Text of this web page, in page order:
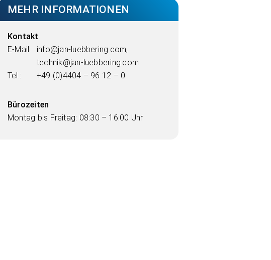
MEHR INFORMATIONEN
Kontakt
E-Mail:
info@jan-luebbering.com,
technik@jan-luebbering.com
Tel.:
+49 (0)4404 – 96 12 – 0
Bürozeiten
Montag bis Freitag: 08:30 – 16:00 Uhr